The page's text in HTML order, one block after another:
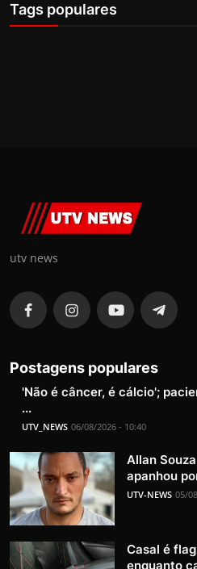
Tags populares
utv news
Postagens populares
'Não é câncer, é cálcio';
...
UTV_NEWS 06/08/2026 - 10:40
Allan
apanhou
UTV-NEWS 05/
Casal é
enquanto